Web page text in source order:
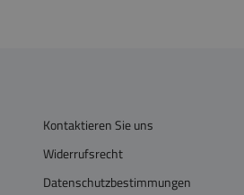
Kontaktieren Sie uns
Widerrufsrecht
Datenschutzbestimmungen